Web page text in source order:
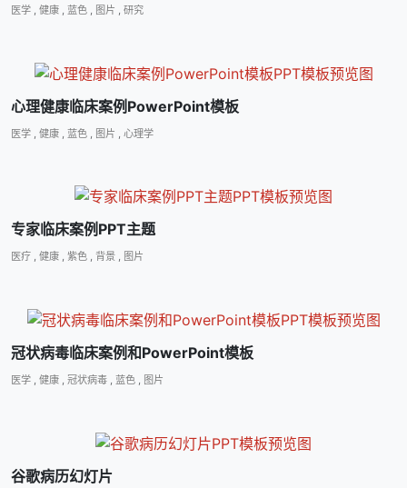
医学 , 健康 , 蓝色 , 图片 , 研究
心理健康临床案例PowerPoint模板
医学 健康 蓝色 图片 心理学
专家临床案例PPT主题
医疗 , 健康 , 紫色 , 背景 , 图片
冠状病毒临床案例和PowerPoint模板
医学 , 健康 , 冠状病毒 , 蓝色 , 图片
谷歌病历幻灯片